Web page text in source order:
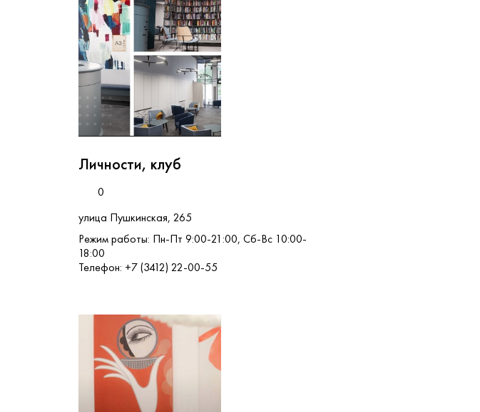
Личности, клуб
0
улица Пушкинская, 265
Режим работы: Пн-Пт 9:00-21:00, Сб-Вс 10:00-
18:00
Телефон: +7 (3412) 22-00-55